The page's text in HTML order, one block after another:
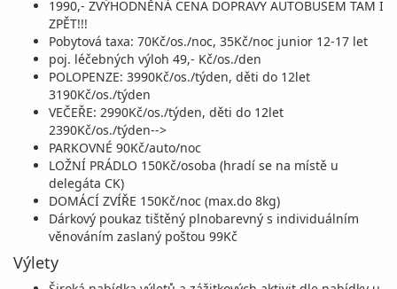
19.09. - 26.09.26
sobota - sobota
vlastní
vlastní
1 690 Kč
cena za 8 dní (7 nocí)
1990,- ZVÝHODNĚNÁ CENA DOPRAVY AUTOBUSEM TAM I
ZPĚT!!!
Pobytová taxa: 70Kč/os./noc, 35Kč/noc junior 12-17 let
poj. léčebných výloh 49,- Kč/os./den
POLOPENZE: 3990Kč/os./týden, děti do 12let
3190Kč/os./týden
VEČEŘE: 2990Kč/os./týden, děti do 12let
2390Kč/os./týden-->
PARKOVNÉ 90Kč/auto/noc
LOŽNÍ PRÁDLO 150Kč/osoba (hradí se na místě u
delegáta CK)
DOMÁCÍ ZVÍŘE 150Kč/noc (max.do 8kg)
Dárkový poukaz tištěný plnobarevný s individuálním
věnováním zaslaný poštou 99Kč
Výlety